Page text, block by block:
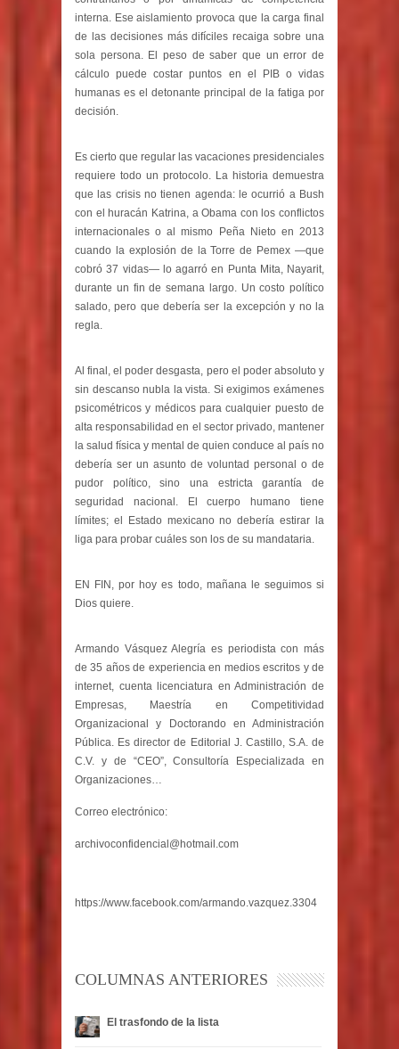
interna. Ese aislamiento provoca que la carga final
de las decisiones más difíciles recaiga sobre una
sola persona. El peso de saber que un error de
cálculo puede costar puntos en el PIB o vidas
humanas es el detonante principal de la fatiga por
decisión.
Es cierto que regular las vacaciones presidenciales
requiere todo un protocolo. La historia demuestra
que las crisis no tienen agenda: le ocurrió a Bush
con el huracán Katrina, a Obama con los conflictos
internacionales o al mismo Peña Nieto en 2013
cuando la explosión de la Torre de Pemex —que
cobró 37 vidas— lo agarró en Punta Mita, Nayarit,
durante un fin de semana largo. Un costo político
salado, pero que debería ser la excepción y no la
regla.
Al final, el poder desgasta, pero el poder absoluto y
sin descanso nubla la vista. Si exigimos exámenes
psicométricos y médicos para cualquier puesto de
alta responsabilidad en el sector privado, mantener
la salud física y mental de quien conduce al país no
debería ser un asunto de voluntad personal o de
pudor político, sino una estricta garantía de
seguridad nacional. El cuerpo humano tiene
límites; el Estado mexicano no debería estirar la
liga para probar cuáles son los de su mandataria.
EN FIN, por hoy es todo, mañana le seguimos si
Dios quiere.
Armando Vásquez Alegría es periodista con más
de 35 años de experiencia en medios escritos y de
internet, cuenta licenciatura en Administración de
Empresas, Maestría en Competitividad
Organizacional y Doctorando en Administración
Pública. Es director de Editorial J. Castillo, S.A. de
C.V. y de “CEO”, Consultoría Especializada en
Correo electrónico:
archivoconfidencial@hotmail.com
https://www.facebook.com/armando.vazquez.3304
COLUMNAS ANTERIORES
El trasfondo de la lista